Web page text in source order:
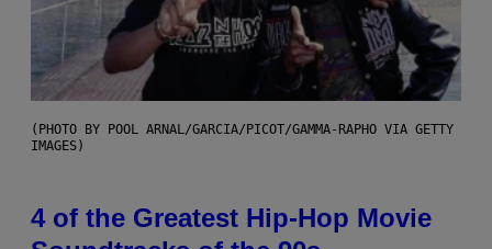
(PHOTO BY POOL ARNAL/GARCIA/PICOT/GAMMA-RAPHO VIA GETTY
IMAGES)
4 of the Greatest Hip-Hop Movie